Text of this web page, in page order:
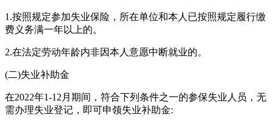
1.按照规定参加失业保险，所在单位和本人已按照规定履行缴
费义务满一年以上的。
2.在法定劳动年龄内非因本人意愿中断就业的。
(二)失业补助金
在2022年1-12月期间，符合下列条件之一的参保失业人员，无
需办理失业登记，即可申领失业补助金: